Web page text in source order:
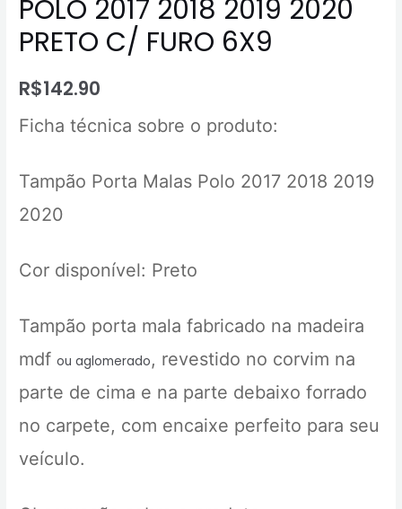
POLO 2017 2018 2019 2020
PRETO C/ FURO 6X9
R$142.90
Ficha técnica sobre o produto:
Tampão Porta Malas Polo 2017 2018 2019
2020
Cor disponível: Preto
Tampão porta mala fabricado na madeira
mdfou aglomerado, revestido no corvim na
parte de cima e na parte debaixo forrado
no carpete, com encaixe perfeito para seu
veículo.